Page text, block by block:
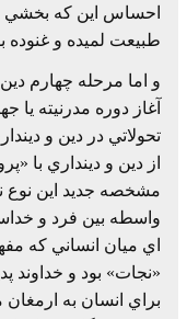
احساس اين که بخشي
طبيعت لميده و غنوده
و اما مرحله چهارم
آغاز دوره مدرنيته يا
تحولاتي در دين و
از دين و دينداري با
مشخصه جديد اين نوع
واسطه بين فرد و
اي ميان انساني که
«نجات» بود و خداوند